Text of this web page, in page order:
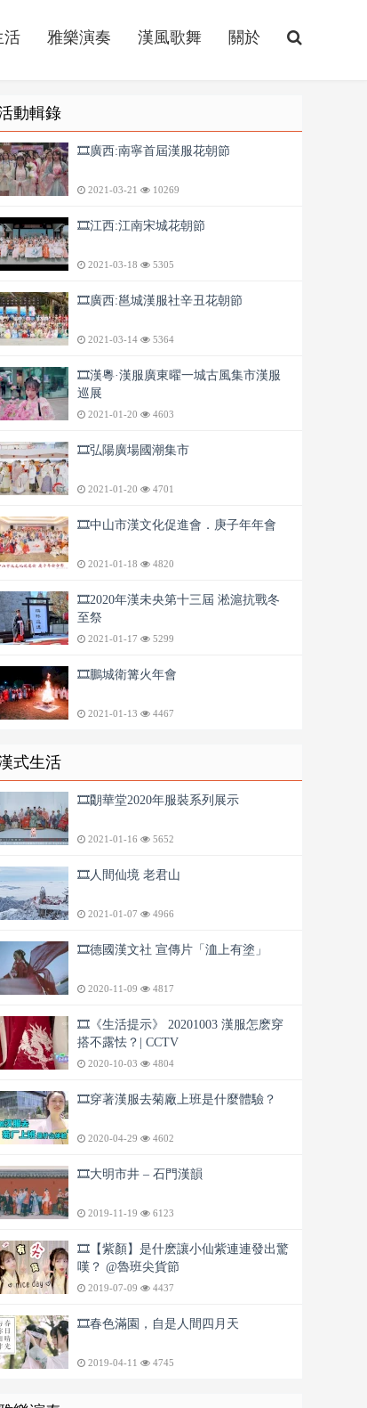
活 雅樂演奏 漢風歌舞 關於
動輯錄
🎞️廣西:南寧首屆漢服花朝節
2021-03-21 10269
🎞️江西:江南宋城花朝節
2021-03-18 5305
🎞️廣西:邕城漢服社辛丑花朝節
2021-03-14 5364
🎞️漢粵·漢服廣東曜一城古風集市漢服
巡展
2021-01-20 4603
🎞️弘陽廣場國潮集市
2021-01-20 4701
🎞️中山市漢文化促進會．庚子年年會
2021-01-18 4820
🎞️2020年漢未央第十三屆 淞滬抗戰冬
至祭
2021-01-17 5299
🎞️鵬城衛篝火年會
2021-01-13 4467
式生活
🎞️朙華堂2020年服裝系列展示
2021-01-16 5652
🎞️人間仙境 老君山
2021-01-07 4966
🎞️德國漢文社 宣傳片「洫上有塗」
2020-11-09 4817
🎞️《生活提示》 20201003 漢服怎麽穿
搭不露怯？| CCTV
2020-10-03 4804
🎞️穿著漢服去菊廠上班是什麼體驗？
2020-04-29 4602
🎞️大明市井 – 石門漢韻
2019-11-19 6123
🎞️【紫顏】是什麽讓小仙紫連連發出驚
嘆？ @魯班尖貨節
2019-07-09 4437
🎞️春色滿園，自是人間四月天
2019-04-11 4745